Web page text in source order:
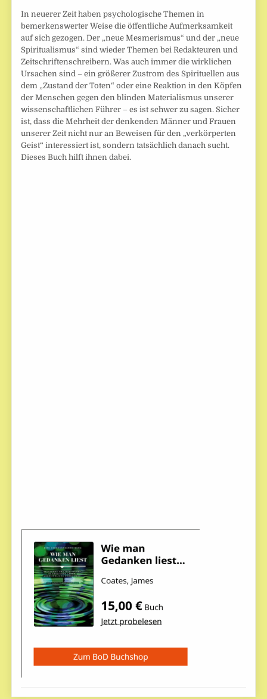
In neuerer Zeit haben psychologische Themen in
bemerkenswerter Weise die öffentliche Aufmerksamkeit
auf sich gezogen. Der „neue Mesmerismus“ und der „neue
Spiritualismus“ sind wieder Themen bei Redakteuren und
Zeitschriftenschreibern. Was auch immer die wirklichen
Ursachen sind – ein größerer Zustrom des Spirituellen aus
dem „Zustand der Toten“ oder eine Reaktion in den Köpfen
der Menschen gegen den blinden Materialismus unserer
wissenschaftlichen Führer – es ist schwer zu sagen. Sicher
ist, dass die Mehrheit der denkenden Männer und Frauen
unserer Zeit nicht nur an Beweisen für den „verkörperten
Geist“ interessiert ist, sondern tatsächlich danach sucht.
Dieses Buch hilft ihnen dabei.